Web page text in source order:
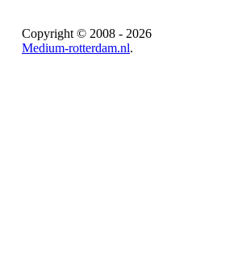
Copyright © 2008 - 2026
Medium-rotterdam.nl.